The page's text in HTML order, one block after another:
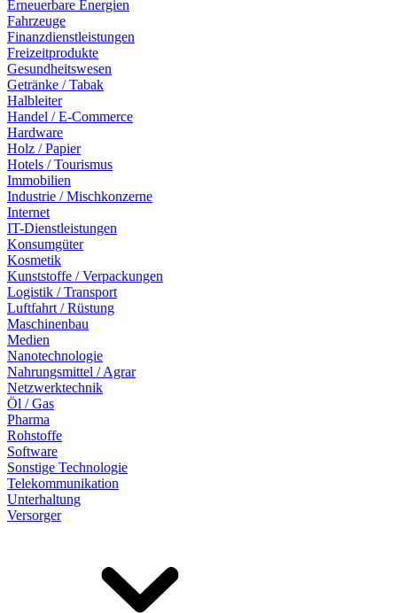
Erneuerbare Energien
Fahrzeuge
Finanzdienstleistungen
Freizeitprodukte
Gesundheitswesen
Getränke / Tabak
Halbleiter
Handel / E-Commerce
Hardware
Holz / Papier
Hotels / Tourismus
Immobilien
Industrie / Mischkonzerne
Internet
IT-Dienstleistungen
Konsumgüter
Kosmetik
Kunststoffe / Verpackungen
Logistik / Transport
Luftfahrt / Rüstung
Maschinenbau
Medien
Nanotechnologie
Nahrungsmittel / Agrar
Netzwerktechnik
Öl / Gas
Pharma
Rohstoffe
Software
Sonstige Technologie
Telekommunikation
Unterhaltung
Versorger